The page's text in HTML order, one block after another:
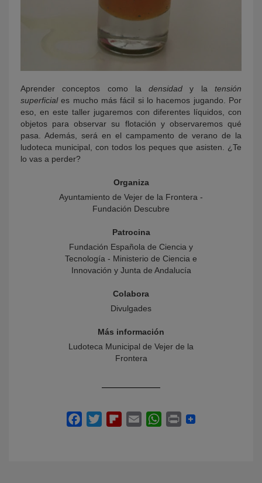
Aprender conceptos como ladensidad y latensión
superficiales mucho más fácil si lo hacemos jugando. Por
eso, en este taller jugaremos con diferentes líquidos, con
objetos para observar su flotación y observaremos qué
pasa. Además, será en el campamento de verano de la
ludoteca municipal, con todos los peques que asisten. ¿Te
lo vas a perder?
Organiza
Ayuntamiento de Vejer de la Frontera -
Fundación Descubre
Patrocina
Fundación Española de Ciencia y
Tecnología - Ministerio de Ciencia e
Innovación y Junta de Andalucía
Colabora
Divulgades
Más información
Ludoteca Municipal de Vejer de la
Frontera